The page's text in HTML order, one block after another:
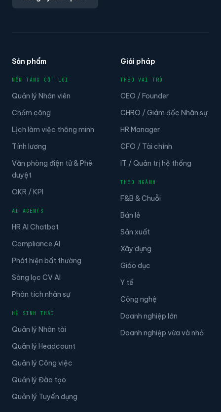
Sản phẩm
NỀN TẢNG CỐT LÕI
Quản lý Nhân viên
Chấm công
Lịch làm việc thông minh
Tính lương
Văn phòng điện tử & Phê
duyệt
OKR / KPI
AI AGENTS
HR AI Chatbot
Compliance AI
Phát hiện bất thường
Sàng lọc CV AI
Phân tích nhân sự
HỆ SINH THÁI
Quản lý Nhân tài
Quản lý Headcount
Quản lý Công việc
Quản lý Đào tạo
Quản lý Tuyển dụng
Giải pháp
THEO VAI TRÒ
CEO / Founder
CHRO / Giám đốc Nhân sự
HR Manager
CFO / Tài chính
IT / Quản trị hệ thống
THEO NGÀNH
F&B & Chuỗi
Bán lẻ
Sản xuất
Xây dựng
Giáo dục
Y tế
Công nghệ
Doanh nghiệp lớn
Doanh nghiệp vừa và nhỏ